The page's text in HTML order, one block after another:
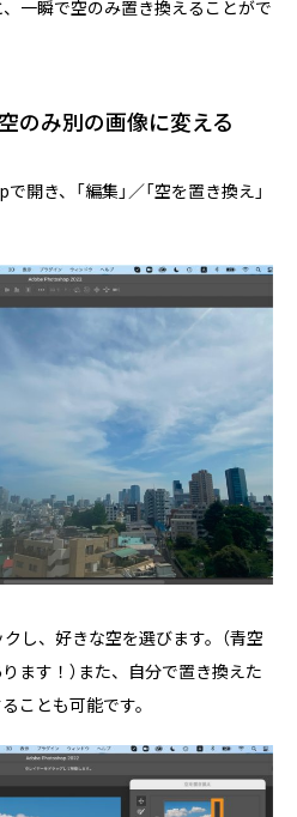
、一瞬で空のみ置き換えることがで
のみ別の画像に変える
き、「編集」／「空を置き換え」
し、好きな空を選びます。（青空
ます！）また、自分で置き換えた
ことも可能です。